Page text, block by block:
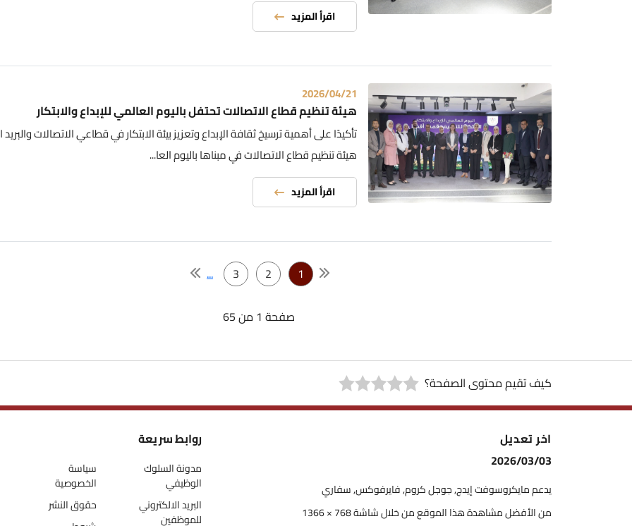
اقرأ المزيد
2026/04/21
هيئة تنظيم قطاع الاتصالات تحتفل باليوم العالمي للإبداع والابتكار
تأكيدًا على أهمية ترسيخ ثقافة الإبداع وتعزيز بيئة الابتكار في قطاعي الاتصالات
هيئة تنظيم قطاع الاتصالات في مبناها باليوم العا...
اقرأ المزيد
1
2
3
...
صفحة 1 من 65
كيف تقيم محتوى الصفحة؟
اخر تعديل
2026/03/03
يدعم مايكروسوفت إيدج, جوجل كروم, فايرفوكس, سفاري
من الأفضل مشاهدة هذا الموقع من خلال شاشة 768 × 1366
روابط سريعة
مدونة السلوك
الوظيفي
البريد الالكتروني
للموظفين
سياسة
الخصوصية
حقوق النشر